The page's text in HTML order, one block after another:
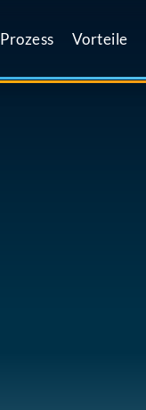
Prozess Vorteile